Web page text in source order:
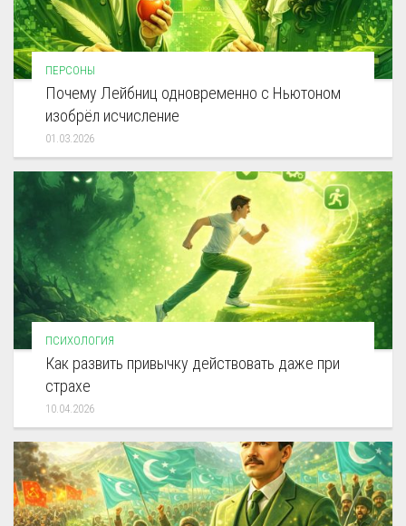
ПЕРСОНЫ
Почему Лейбниц одновременно с Ньютоном
изобрёл исчисление
01.03.2026
ПСИХОЛОГИЯ
Как развить привычку действовать даже при
страхе
10.04.2026